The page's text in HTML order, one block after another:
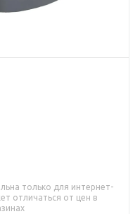
только для интернет-
отличаться от цен в